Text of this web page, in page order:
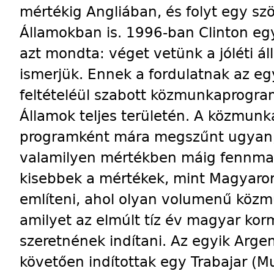
mértékig Angliában, és folyt egy
Államokban is. 1996-ban Clinton
azt mondta: véget vetünk a jóléti
ismerjük. Ennek a fordulatnak az
feltételéül szabott
Államok teljes területén. A
programként mára megszűnt
valamilyen mértékben máig
kisebbek a mértékek, mint
említeni, ahol olyan volumenű
amilyet az elmúlt tíz év magyar
szeretnének indítani. Az egyik
követően indítottak egy Trabajar